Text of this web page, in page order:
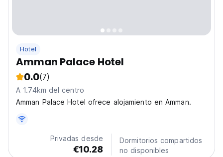
Hotel
Amman Palace Hotel
0.0(7)
A 1.74km del centro
Amman Palace Hotel ofrece alojamiento en Amman.
Privadas desde
€10.28
Dormitorios compartidos
no disponibles